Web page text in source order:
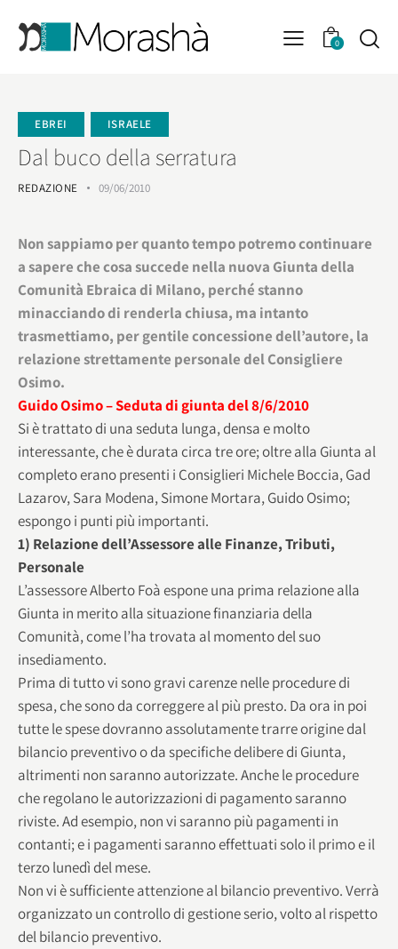
0
EBREI ISRAELE
Dal buco della serratura
REDAZIONE 09/06/2010
Non sappiamo per quanto tempo potremo continuare
a sapere che cosa succede nella nuova Giunta della
Comunità Ebraica di Milano, perché stanno
minacciando di renderla chiusa, ma intanto
trasmettiamo, per gentile concessione dell’autore, la
relazione strettamente personale del Consigliere
Osimo.
Guido Osimo – Seduta di giunta del 8/6/2010
Si è trattato di una seduta lunga, densa e molto
interessante, che è durata circa tre ore; oltre alla Giunta al
completo erano presenti i Consiglieri Michele Boccia, Gad
Lazarov, Sara Modena, Simone Mortara, Guido Osimo;
espongo i punti più importanti.
1) Relazione dell’Assessore alle Finanze, Tributi,
Personale
L’assessore Alberto Foà espone una prima relazione alla
Giunta in merito alla situazione finanziaria della
Comunità, come l’ha trovata al momento del suo
insediamento.
Prima di tutto vi sono gravi carenze nelle procedure di
spesa, che sono da correggere al più presto. Da ora in poi
tutte le spese dovranno assolutamente trarre origine dal
bilancio preventivo o da specifiche delibere di Giunta,
altrimenti non saranno autorizzate. Anche le procedure
che regolano le autorizzazioni di pagamento saranno
riviste. Ad esempio, non vi saranno più pagamenti in
contanti; e i pagamenti saranno effettuati solo il primo e il
terzo lunedì del mese.
Non vi è sufficiente attenzione al bilancio preventivo. Verrà
organizzato un controllo di gestione serio, volto al rispetto
del bilancio preventivo.